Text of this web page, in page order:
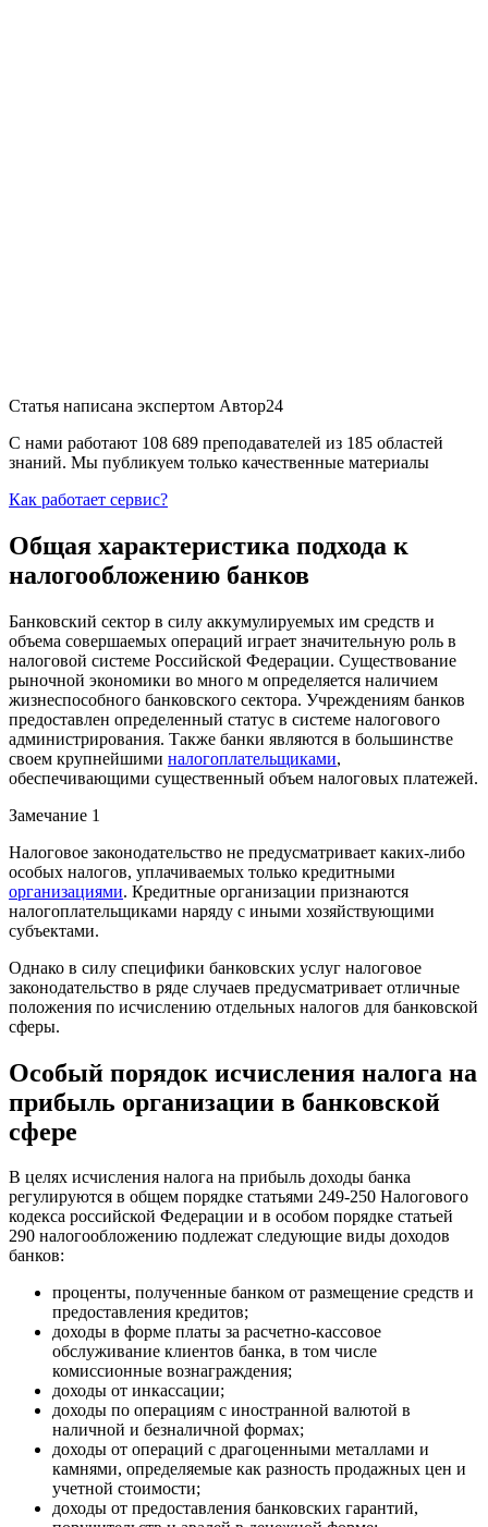
Статья написана экспертом Автор24
С нами работают 108 689 преподавателей из 185 областей
знаний. Мы публикуем только качественные материалы
Как работает сервис?
Общая характеристика подхода к
налогообложению банков
Банковский сектор в силу аккумулируемых им средств и
объема совершаемых операций играет значительную роль в
налоговой системе Российской Федерации. Существование
рыночной экономики во много м определяется наличием
жизнеспособного банковского сектора. Учреждениям банков
предоставлен определенный статус в системе налогового
администрирования. Также банки являются в большинстве
своем крупнейшими налогоплательщиками,
обеспечивающими существенный объем налоговых платежей.
Замечание 1
Налоговое законодательство не предусматривает каких-либо
особых налогов, уплачиваемых только кредитными
организациями. Кредитные организации признаются
налогоплательщиками наряду с иными хозяйствующими
субъектами.
Однако в силу специфики банковских услуг налоговое
законодательство в ряде случаев предусматривает отличные
положения по исчислению отдельных налогов для банковской
сферы.
Особый порядок исчисления налога на
прибыль организации в банковской
сфере
В целях исчисления налога на прибыль доходы банка
регулируются в общем порядке статьями 249-250 Налогового
кодекса российской Федерации и в особом порядке статьей
290 налогообложению подлежат следующие виды доходов
банков:
проценты, полученные банком от размещение средств и
предоставления кредитов;
доходы в форме платы за расчетно-кассовое
обслуживание клиентов банка, в том числе
комиссионные вознаграждения;
доходы от инкассации;
доходы по операциям с иностранной валютой в
наличной и безналичной формах;
доходы от операций с драгоценными металлами и
камнями, определяемые как разность продажных цен и
учетной стоимости;
доходы от предоставления банковских гарантий,